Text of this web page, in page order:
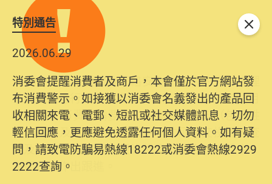
特別通告
2026.06.29
消委會提醒消費者及商戶，本會僅於官方網站發
布消費警示。如接獲以消委會名義發出的產品回
收相關來電、電郵、短訊或社交媒體訊息，切勿
輕信回應，更應避免透露任何個人資料。如有疑
問，請致電防騙易熱線18222或消委會熱線2929
2222查詢。
2025.10.31
為提升使用者體驗及網絡安全，本會的投訴處理
系統已經進行升級及推出新功能。由2025年11月
10日起，消費者需要提供基本聯絡資料（包括姓
名、電郵及電話）註冊帳戶，才可提交投訴、查
詢及建議。所有提交紀錄將清晰整合於帳戶中，
方便日後作出跟進。
關閉